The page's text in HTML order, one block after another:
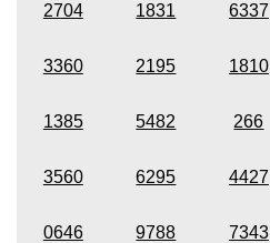
2704 1831 6337
3360 2195 1810
1385 5482 266
3560 6295 4427
0646 9788 7343